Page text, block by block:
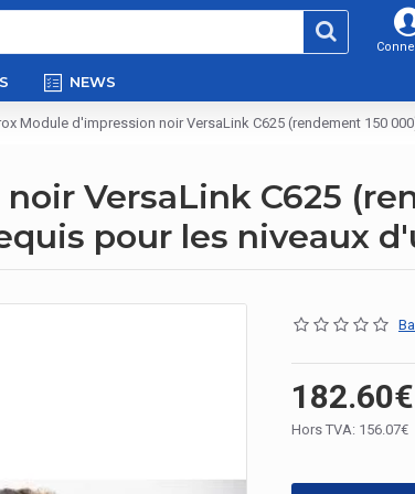
NEWS
Module d'impression noir VersaLink C625 (rendement 150
VersaLink C625
pour les niveaux
182.60€
Hors TVA: 156.07€